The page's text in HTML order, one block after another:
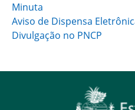
Minuta
Aviso de Dispensa
Divulgação no PNCP